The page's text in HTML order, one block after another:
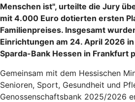
Menschen ist", urteilte die Jury
mit 4.000 Euro dotierten ersten
Familienpreises. Insgesamt
Einrichtungen am 24. April 2026
Sparda-Bank Hessen in Frankfurt
Gemeinsam mit dem Hessischen
Senioren, Sport, Gesundheit und
Genossenschaftsbank 2025/2026